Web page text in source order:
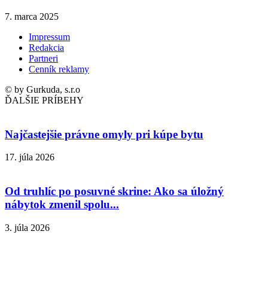
7. marca 2025
Impressum
Redakcia
Partneri
Cenník reklamy
© by Gurkuda, s.r.o
ĎALŠIE PRÍBEHY
Najčastejšie právne omyly pri kúpe bytu
17. júla 2026
Od truhlíc po posuvné skrine: Ako sa úložný
nábytok zmenil spolu...
3. júla 2026